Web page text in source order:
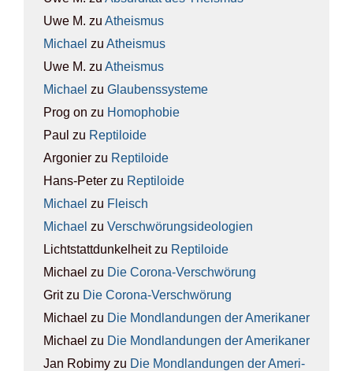
Uwe M. zu Athe­is­mus
Michael zu Athe­is­mus
Uwe M. zu Athe­is­mus
Michael zu Glau­bens­sys­te­me
Prog on zu Homo­pho­bie
Paul zu Rep­ti­lo­ide
Argonier zu Rep­ti­lo­ide
Hans-Peter zu Rep­ti­lo­ide
Michael zu Fleisch
Michael zu Ver­schwö­rungs­ideo­lo­gien
Lichtstattdunkelheitzu Rep­ti­lo­ide
Michael zu Die Coro­na-Ver­schwö­rung
Gritzu Die Coro­na-Ver­schwö­rung
Michael zu Die Mond­lan­dun­gen der Ame­ri­ka­ner
Michael zu Die Mond­lan­dun­gen der Ame­ri­ka­ner
Jan Robimy zu Die Mond­lan­dun­gen der Ame­ri­